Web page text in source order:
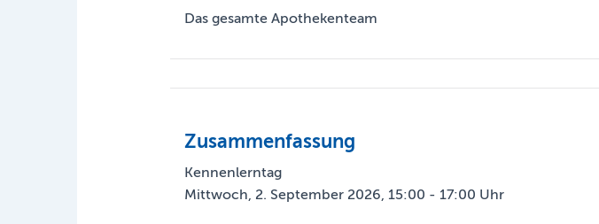
Das gesamte Apothekenteam
Zusammenfassung
Kennenlerntag
Mittwoch, 2. September 2026, 15:00 - 17:00 Uhr